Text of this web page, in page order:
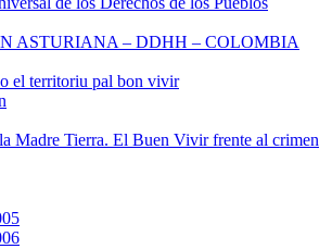
ASTURIANA – DDHH – COLOMBIA
el territoriu pal bon vivir
Madre Tierra. El Buen Vivir frente al crimen